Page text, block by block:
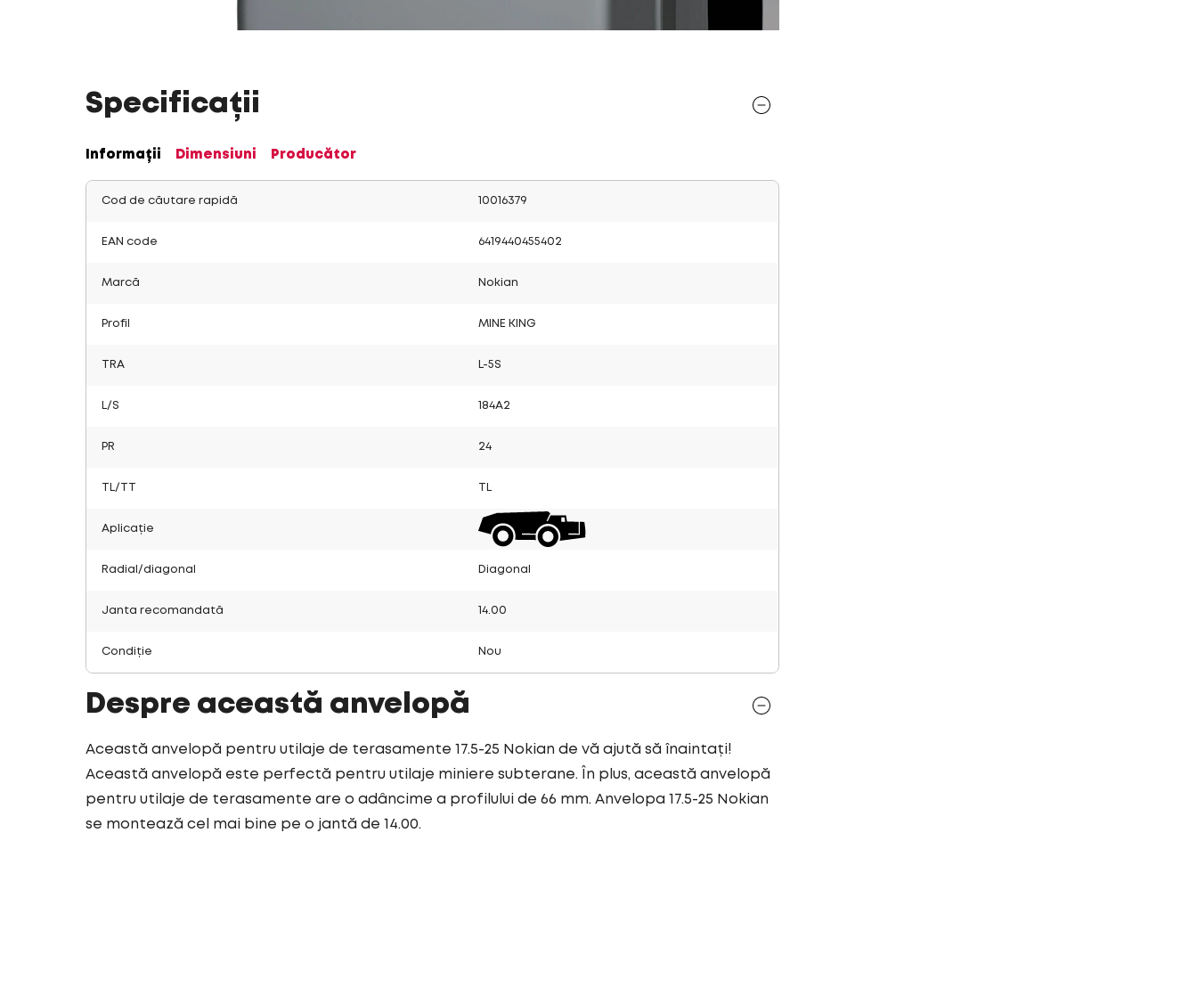
Specificații
Informații Dimensiuni Producător
Cod de căutare rapidă 10016379
EAN code 6419440455402
Marcă Nokian
Profil MINE KING
TRA L-5S
L/S 184A2
PR 24
TL/TT
Aplicație
Radial/diagonal Diagonal
Janta recomandată 14.00
Condiție Nou
Despre această anvelopă
Această anvelopă pentru utilaje de terasamente 17.5-25 Nokian de vă ajută să înaintați!
Această anvelopă este perfectă pentru utilaje miniere subterane. În plus, această anvelopă
pentru utilaje de terasamente are o adâncime a profilului de 66 mm. Anvelopa 17.5-25 Nokian
se montează cel mai bine pe o jantă de 14.00.